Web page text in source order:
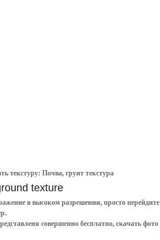
текстуру: Почва, грунт текстура
texture
в высоком разрешении, просто
совершенно бесплатно, скачать фото